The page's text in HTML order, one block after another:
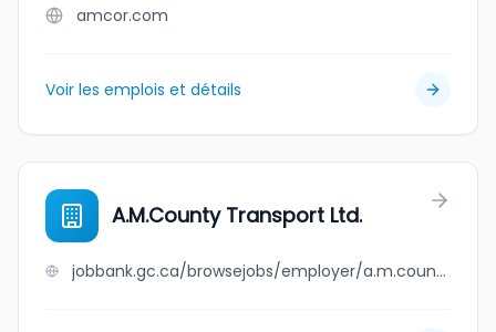
amcor.com
Voir les emplois et détails
A.M.County Transport Ltd.
jobbank.gc.ca/browsejobs/employer/a.m.county+transport+ltd./ca